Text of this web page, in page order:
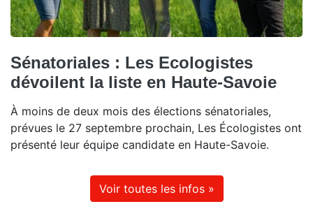
Sénatoriales : Les Ecologistes
dévoilent la liste en Haute-Savoie
À moins de deux mois des élections sénatoriales,
prévues le 27 septembre prochain, Les Écologistes ont
présenté leur équipe candidate en Haute-Savoie.
Voir toutes les infos »